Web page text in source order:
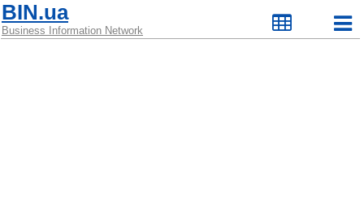
BIN.ua
Business Information Network